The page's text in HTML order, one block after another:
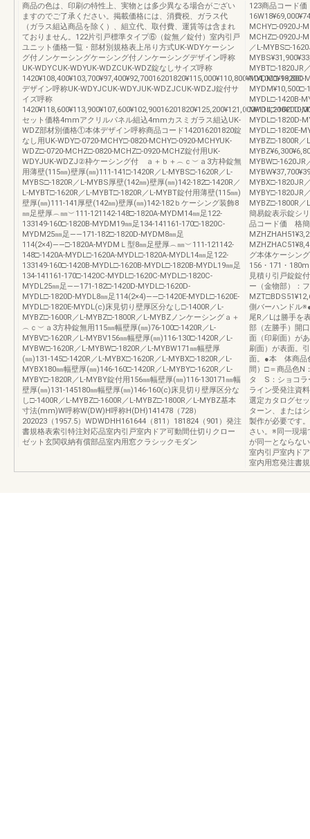
商品の色は、印刷の特性上、実物とは多少異なる場合がござい
ますのでご了承ください。掲載価格には、消費税、ガラス代
（ガラス組込商品を除く）、組立代、取付費、運賃等は含まれ
ておりません。122片引戸標準タイプ⑥（錠無／錠付）室内引戸
ユニット価格一覧・部材別規格表上吊り方式UK-WDYケーシン
グ付ノンケーシングケーシング付ノンケーシングデザイン呼称
UK-WDYCUK-WDYUK-WDZCUK-WDZ錠なしサイズ呼称
1420¥108,400¥103,700¥97,400¥92,70016201820¥115,000¥110,800¥104,000¥99,800
デザイン呼称UK-WDYJCUK-WDYJUK-WDZJCUK-WDZJ錠付サ
イズ呼称
セット価格4mmアクリルパネル組込4mmカスミガラス組込UK-
WDZ部材別価格①本体デザイン呼称商品コード142016201820錠
なし用UK-WDY□-0720-MCHY□-0820-MCHY□-0920-MCHYUK-
WDZ□-0720-MCHZ□-0820-MCHZ□-0920-MCHZ錠付用UK-
WDYJUK-WDZJ②枠ケーシング付 ａ＋ｂ＋︵ｃ︶ａ3方枠錠無
用薄壁(115㎜)壁厚(㎜)111-141□-1420R／L-MYBS□-1620R／L-
MYBS□-1820R／L-MYBS厚壁(142㎜)壁厚(㎜)142-182□-1420R／
L-MYBT□-1620R／L-MYBT□-1820R／L-MYBT錠付用薄壁(115㎜)
壁厚(㎜)111-141厚壁(142㎜)壁厚(㎜)142-182ｂケーシング装飾8
㎜足壁厚︵㎜︶111-121142-148□-1820A-MYDM14㎜足122-
133149-160□-1820B-MYDM19㎜足134-141161-170□-1820C-
MYDM25㎜足――171-182□-1820D-MYDM8㎜足
114(2×4)――□-1820A-MYDMＬ型8㎜足壁厚︵㎜︶111-121142-
148□-1420A-MYDL□-1620A-MYDL□-1820A-MYDL14㎜足122-
133149-160□-1420B-MYDL□-1620B-MYDL□-1820B-MYDL19㎜足
134-141161-170□-1420C-MYDL□-1620C-MYDL□-1820C-
MYDL25㎜足――171-182□-1420D-MYDL□-1620D-
MYDL□-1820D-MYDL8㎜足114(2×4)――□-1420E-MYDL□-1620E-
MYDL□-1820E-MYDL(c)床見切り壁厚区分なし□-1400R／L-
MYBZ□-1600R／L-MYBZ□-1800R／L-MYBZノンケーシングａ＋
︵ｃ︶ａ3方枠錠無用115㎜幅壁厚(㎜)76-100□-1420R／L-
MYBV□-1620R／L-MYBV156㎜幅壁厚(㎜)116-130□-1420R／L-
MYBW□-1620R／L-MYBW□-1820R／L-MYBW171㎜幅壁厚
(㎜)131-145□-1420R／L-MYBX□-1620R／L-MYBX□-1820R／L-
MYBX180㎜幅壁厚(㎜)146-160□-1420R／L-MYBY□-1620R／L-
MYBY□-1820R／L-MYBY錠付用156㎜幅壁厚(㎜)116-130171㎜幅
壁厚(㎜)131-145180㎜幅壁厚(㎜)146-160(c)床見切り壁厚区分な
し□-1400R／L-MYBZ□-1600R／L-MYBZ□-1800R／L-MYBZ基本
寸法(mm)W呼称W(DW)H呼称H(DH)141478（728）
202023（1957.5）WDWDHH161644（811）181824（901）発注
書規格表索引特注対応品室内引戸室内ドア可動間仕切りクロー
ゼット玄関収納有償部品室内用窓クラシックモダン
123商品コード
MCHY□-0920J-
MCHZ□-0920J-
／L-MYBS□-
MYBT□-1820JR
MYDM□-1820C-
MYDM¥10,500□-
MYDL□-1420B-
MYDL□-1620C-
MYDL□-1820D-
MYDL□-1820E-
MYBZ□-1800R／
MYBW□-1620JR
MYBX□-1820JR
MYBY□-1820JR
MYBZ□-1800R／
簡易錠表示錠シ
品コード価 格簡
グ本体ケーシン
156・171・
見積り引戸錠錠
ー（金物部）：
側バーハンドル
尾R／Lは勝手を
部（左勝手）開
面（印刷面）が
刷面）が表面。
面。●本 体商品
間）□＝商品色
タ S：ショコ
ライン受発注資
選定カタログセ
ターン、または
製作が必要です
さい。※同一現
が同一とならな
室内引戸室内ド
室内用窓発注書